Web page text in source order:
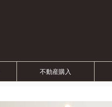
不動産購入